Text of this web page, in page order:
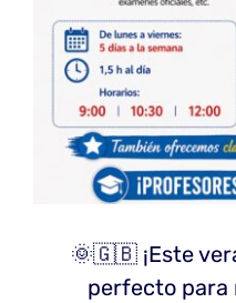
🌞🇬🇧 ¡Este
perfecto para